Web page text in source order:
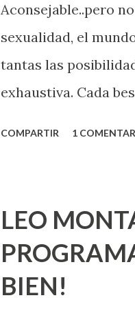
Aconsejable..pero
sexualidad, el
tantas las
exhaustiva. Cada
lo que deberías
sexuales no son
nuevo que
COMPARTIR 1
LEO
BIEN!